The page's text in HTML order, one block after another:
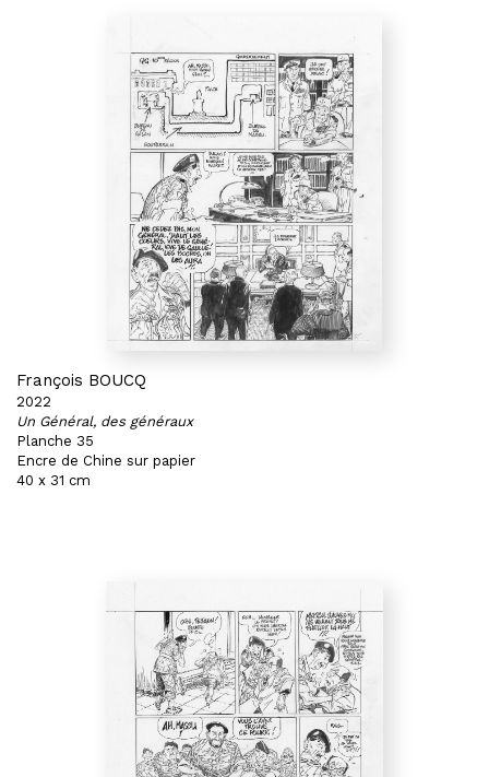
François BOUCQ
2022
Un Général, des généraux
Planche 35
Encre de Chine sur papier
40 x 31 cm